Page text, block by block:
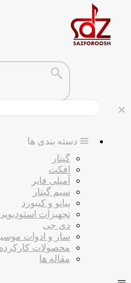
دسته بندی ها
گیتار
افکت
آمپلی فایر
سیم گیتار
پیانو و کیبورد
تجهیزات
دی جی
ساز و ادوات
محصولات کارکرده
مقاله ها